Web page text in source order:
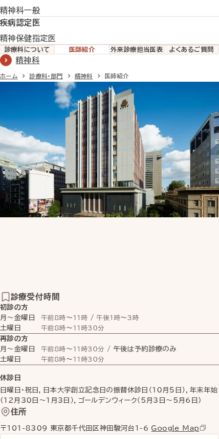
精神科一般
疾病認定医
精神保健指定医
診療科について 医師紹介 外来診療担当医表 よくあるご質問
精神科
ホーム 診療科・部門 精神科 医師紹介
診療受付時間
初診の方
月〜金曜日
午前8時〜11時 /午後1時〜3時
土曜日 午前8時〜11時30分
再診の方
月〜金曜日
午前8時〜11時30分 / 午後は予約診療のみ
土曜日
午前8時〜11時30分
休診日
日曜日・祝日，日本大学創立記念日の振替休診日（10月5日），年末年始
（12月30日〜1月3日），ゴールデンウィーク（5月3日〜5月6日）
住所
〒101-8309 東京都千代田区神田駿河台1-6Google Map